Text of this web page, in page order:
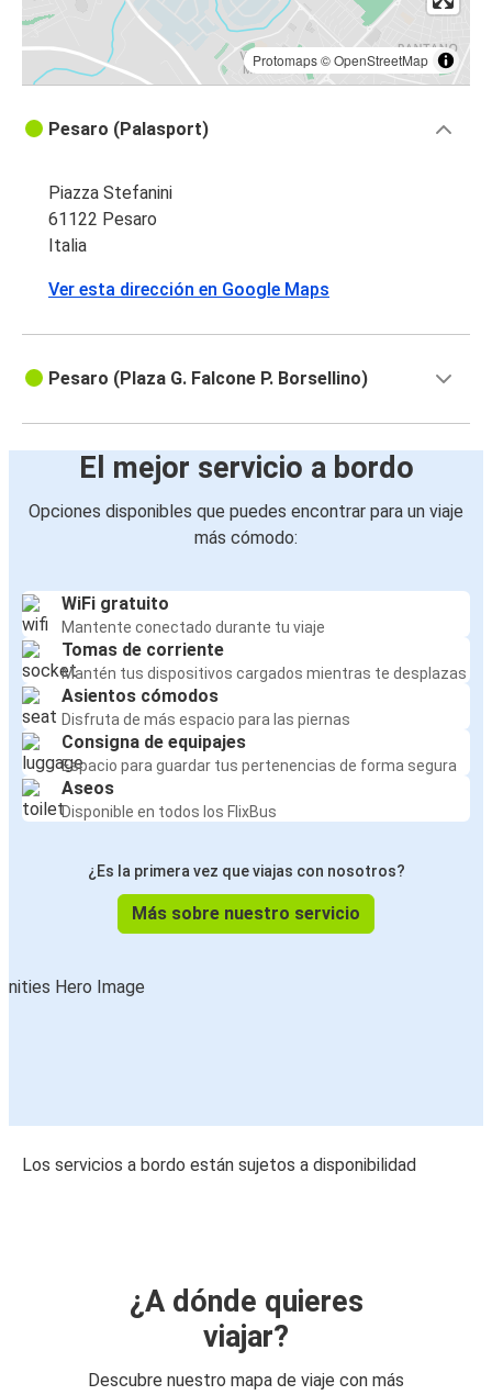
Protomaps©OpenStreetMap
Pesaro (Palasport)
Piazza Stefanini
61122 Pesaro
Italia
Ver esta dirección en Google Maps
Pesaro (Plaza G. Falcone P. Borsellino)
El mejor servicio a bordo
Opciones disponibles que puedes encontrar para un viaje
más cómodo:
WiFi gratuito
Mantente conectado durante tu viaje
Tomas de corriente
Mantén tus dispositivos cargados mientras te desplazas
Asientos cómodos
Disfruta de más espacio para las piernas
Consigna de equipajes
Espacio para guardar tus pertenencias de forma segura
Aseos
Disponible en todos los FlixBus
¿Es la primera vez que viajas con nosotros?
Más sobre nuestro servicio
Los servicios a bordo están sujetos a disponibilidad
¿A dónde quieres
viajar?
Descubre nuestro mapa de viaje con más